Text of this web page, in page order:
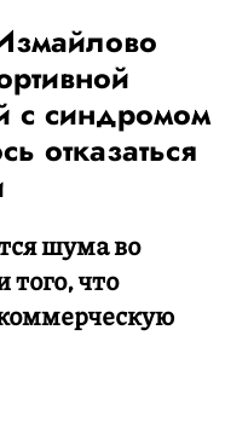
с синдромом
отказаться
шума во
того, что